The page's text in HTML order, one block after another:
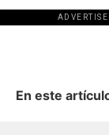
En este